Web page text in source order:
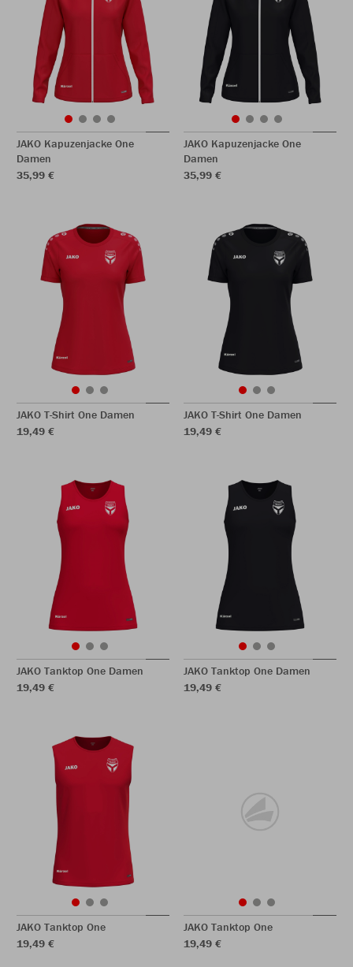
JAKO Kapuzenjacke One
Damen
35,99 €
JAKO Kapuzenjacke One
Damen
35,99 €
JAKO T-Shirt One Damen
19,49 €
JAKO T-Shirt One Damen
19,49 €
JAKO Tanktop One Damen
19,49 €
JAKO Tanktop One Damen
19,49 €
JAKO Tanktop One
19,49 €
JAKO Tanktop One
19,49 €